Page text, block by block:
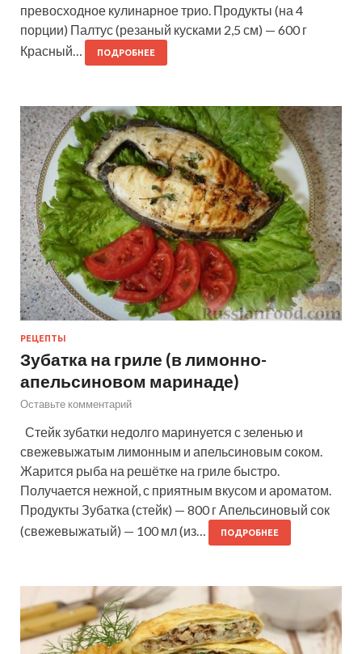
превосходное кулинарное трио. Продукты (на 4
порции) Палтус (резаный кусками 2,5 см) — 600 г
Красный…
ПОДРОБНЕЕ
РЕЦЕПТЫ
Зубатка на гриле (в лимонно-
апельсиновом маринаде)
Оставьте комментарий
Стейк зубатки недолго маринуется с зеленью и
свежевыжатым лимонным и апельсиновым соком.
Жарится рыба на решётке на гриле быстро.
Получается нежной, с приятным вкусом и ароматом.
Продукты Зубатка (стейк) — 800 г Апельсиновый сок
(свежевыжатый) — 100 мл (из…
ПОДРОБНЕЕ